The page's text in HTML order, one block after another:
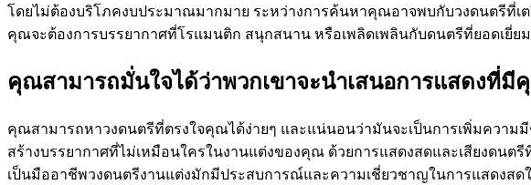
โดยไม่ต้องบริโภคงบประมาณมากมาย ระหว่างการค้นหาคุณอาจพบกับวงดนตรีที่
คุณจะต้องการบรรยากาศที่โรแมนติก สนุกสนาน หรือเพลิดเพลินกับดนตรีที่ยอดเยี่ยม
คุณสามารถมั่นใจได้ว่าพวกเขาจะนำเสนอการแสดงที่มี
คุณสามารถหาวงดนตรีที่ตรงใจคุณได้ง่ายๆ และแน่นอนว่ามันจะเป็นการเพิ่มควา
สร้างบรรยากาศที่ไม่เหมือนใครในงานแต่งของคุณ ด้วยการแสดงสดและเสียงดนตรี
เป็นมืออาชีพวงดนตรีงานแต่งมักมีประสบการณ์และความเชี่ยวชาญในการแสดงสด